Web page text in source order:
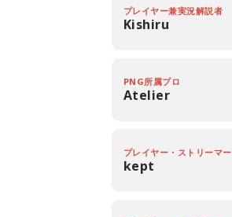
プレイヤー兼実況解説者
Kishiru
PNG所属プロ
Atelier
プレイヤー・ストリーマー
kept